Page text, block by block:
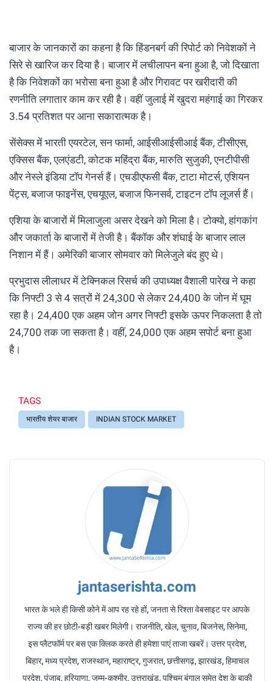
बाजार के जानकारों का कहना है कि हिंडनबर्ग की रिपोर्ट को निवेशकों ने
सिरे से खारिज कर दिया है। बाजार में लचीलापन बना हुआ है, जो दिखाता
है कि निवेशकों का भरोसा बना हुआ है और गिरावट पर खरीदारी की
रणनीति लगातार काम कर रही है। वहीं जुलाई में खुदरा महंगाई का गिरकर
3.54 प्रतिशत पर आना सकारात्मक है।
सेंसेक्स में भारती एयरटेल, सन फार्मा, आईसीआईसीआई बैंक, टीसीएस,
एक्सिस बैंक, एलएंडटी, कोटक महिंद्रा बैंक, मारुति सुजुकी, एनटीपीसी
और नेस्ले इंडिया टॉप गेनर्स हैं। एचडीएफसी बैंक, टाटा मोटर्स, एशियन
पेंट्स, बजाज फाइनेंस, एचयूएल, बजाज फिनसर्व, टाइटन टॉप लूजर्स हैं।
एशिया के बाजारों में मिलाजुला असर देखने को मिला है। टोक्यो, हांगकांग
और जकार्ता के बाजारों में तेजी है। बैंकॉक और शंघाई के बाजार लाल
निशान में हैं। अमेरिकी बाजार सोमवार को मिलेजुले बंद हुए थे।
प्रभुदास लीलाधर में टेक्निकल रिसर्च की उपाध्यक्ष वैशाली पारेख ने कहा
कि निफ्टी 3 से 4 सत्रों में 24,300 से लेकर 24,400 के जोन में घूम
रहा है। 24,400 एक अहम जोन अगर निफ्टी इसके ऊपर निकलता है तो
24,700 तक जा सकता है। वहीं, 24,000 एक अहम सपोर्ट बना हुआ
है।
TAGS
भारतीय शेयर बाजार INDIAN STOCK MARKET
jantaserishta.com
भारत के भले ही किसी कोने में आप रह रहे हों, जनता से रिश्ता वेबसाइट पर आपके
राज्य की हर छोटी-बड़ी खबर मिलेगी। राजनीति, खेल, चुनाव, बिजनेस, सिनेमा,
इस प्लैटफॉर्म पर बस एक क्लिक करते ही हमेशा पाएं ताजा खबरें। उत्तर प्रदेश,
बिहार, मध्य प्रदेश, राजस्थान, महाराष्ट्र, गुजरात, छत्तीसगढ़, झारखंड, हिमाचल
प्रदेश, पंजाब, हरियाणा, जम्मू-कश्मीर, उत्तराखंड, पश्चिम बंगाल समेत देश के बाकी